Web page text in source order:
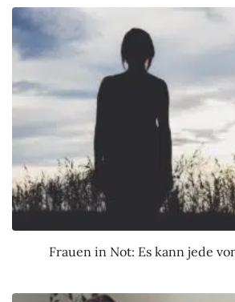
Frauen in Not: Es kann jede